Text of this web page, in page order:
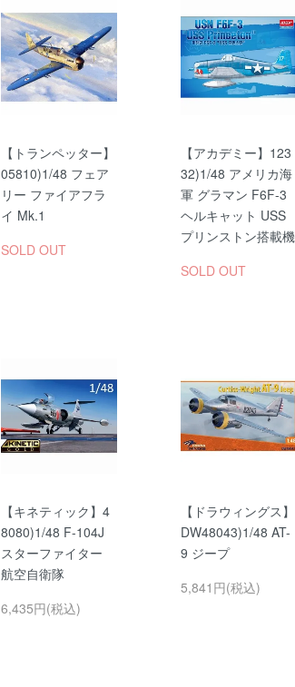
【トランペッター】
05810)1/48 フェア
リー ファイアフラ
イ Mk.1
SOLD OUT
【アカデミー】123
32)1/48 アメリカ海
軍 グラマン F6F-3
ヘルキャット USS
プリンストン搭載機
SOLD OUT
【キネティック】4
8080)1/48 F-104J
スターファイター
航空自衛隊
6,435円(税込)
【ドラウィングス】
DW48043)1/48 AT-
9 ジープ
5,841円(税込)